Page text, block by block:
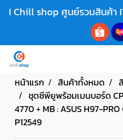
I Chill shop ศูนย์รวมสินค้า
หน้าแรก สินค้าทั้งหมด
ชุดซีพียูพร้อมเมนบอร์ด
4770 + MB : ASUS H97-
P12549